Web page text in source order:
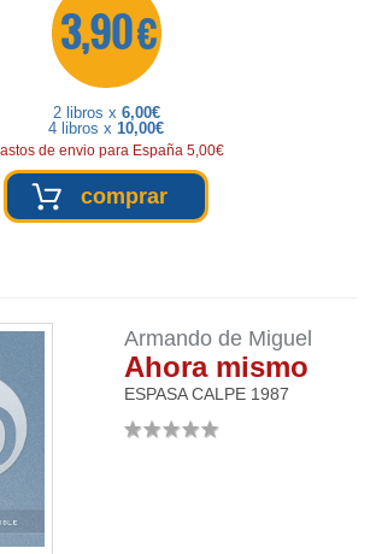
3,90 €
2 libros x 6,00€
4 libros x 10,00€
de envio para España 5,00€
comprar
Armando de Miguel
Ahora mismo
ESPASA CALPE 1987